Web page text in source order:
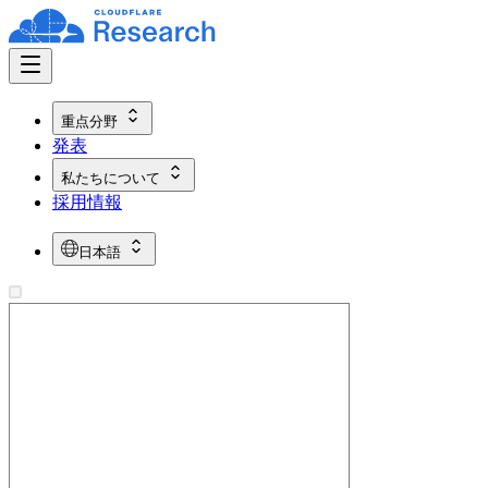
重点分野
発表
私たちについて
採用情報
日本語